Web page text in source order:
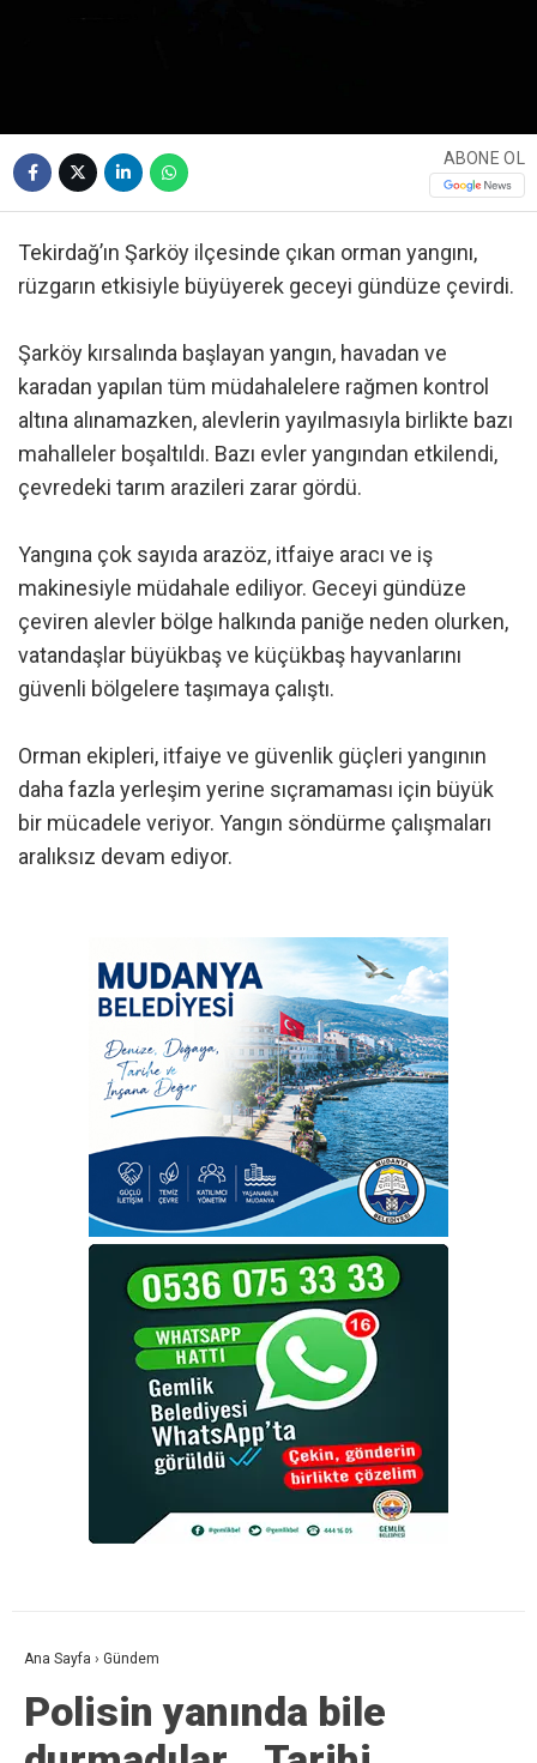
ABONE OL
Tekirdağ’ın Şarköy ilçesinde çıkan orman yangını,
rüzgarın etkisiyle büyüyerek geceyi gündüze çevirdi.
Şarköy kırsalında başlayan yangın, havadan ve
karadan yapılan tüm müdahalelere rağmen kontrol
altına alınamazken, alevlerin yayılmasıyla birlikte bazı
mahalleler boşaltıldı. Bazı evler yangından etkilendi,
çevredeki tarım arazileri zarar gördü.
Yangına çok sayıda arazöz, itfaiye aracı ve iş
makinesiyle müdahale ediliyor. Geceyi gündüze
çeviren alevler bölge halkında paniğe neden olurken,
vatandaşlar büyükbaş ve küçükbaş hayvanlarını
güvenli bölgelere taşımaya çalıştı.
Orman ekipleri, itfaiye ve güvenlik güçleri yangının
daha fazla yerleşim yerine sıçramaması için büyük
bir mücadele veriyor. Yangın söndürme çalışmaları
aralıksız devam ediyor.
Ana Sayfa › Gündem
Polisin yanında bile